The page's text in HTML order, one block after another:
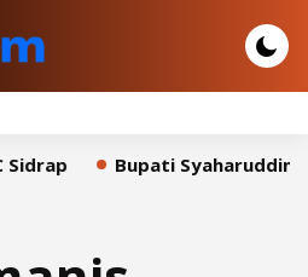
Bupati Syaharuddin